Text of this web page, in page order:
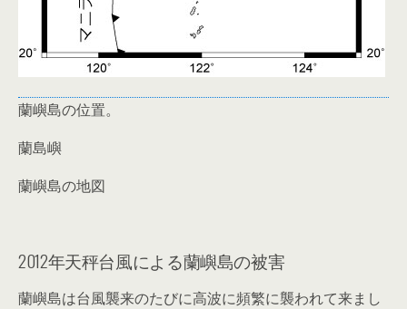
蘭嶼島の位置。
蘭島嶼
蘭嶼島の地図
2012年天秤台風による蘭嶼島の被害
蘭嶼島は台風襲来のたびに高波に頻繁に襲われて来まし